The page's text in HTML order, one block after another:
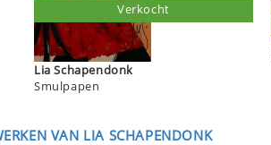
Lia Schapendonk
Smulpapen
Verkocht
VAN LIA SCHAPENDONK